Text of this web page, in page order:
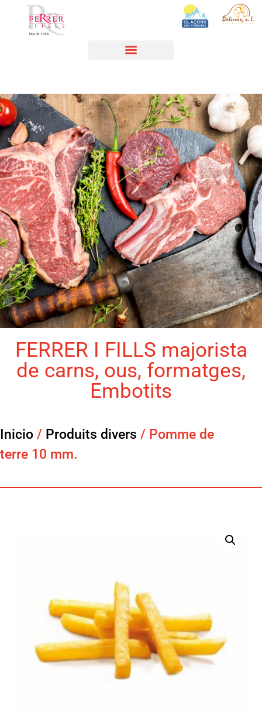
FERRER I FILLS majorista
de carns, ous, formatges,
Embotits
Inicio / Produits divers / Pomme de
terre 10 mm.